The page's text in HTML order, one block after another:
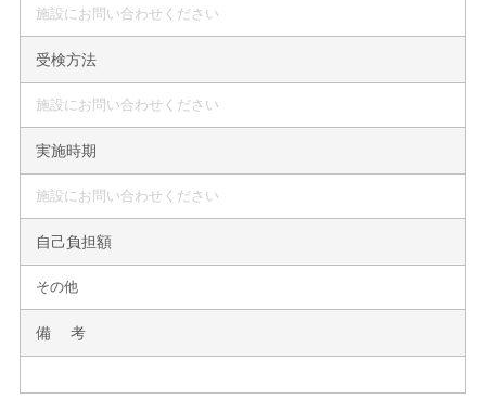
施設にお問い合わせください
受検方法
施設にお問い合わせください
実施時期
施設にお問い合わせください
自己負担額
その他
備 考